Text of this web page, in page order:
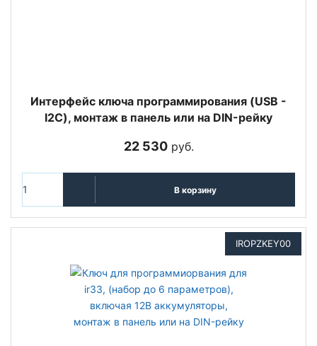
Интерфейс ключа программирования (USB -
I2C), монтаж в панель или на DIN-рейку
22 530руб.
В корзину
IROPZKEY00